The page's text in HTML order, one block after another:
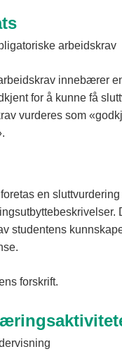
arbeidskrav
innebærer
for å kunne få
vurderes som
foretas en
studentens
forskrift.